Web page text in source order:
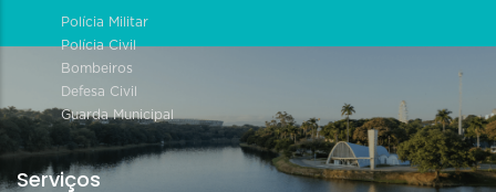
Polícia Militar
Polícia Civil
Bombeiros
Defesa Civil
Guarda Municipal
Serviços